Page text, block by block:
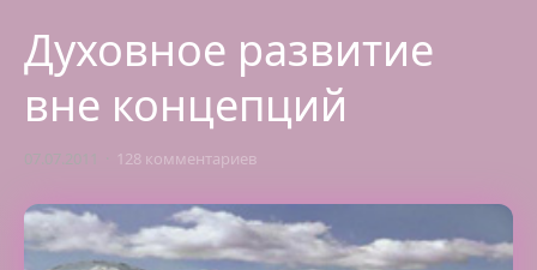
Духовное развитие
вне концепций
07.07.2011 128 комментариев